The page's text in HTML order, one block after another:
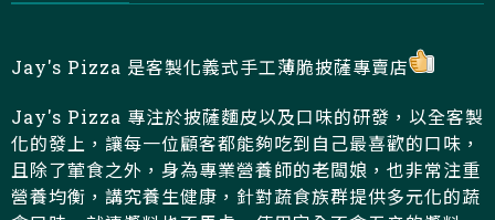
Jay's Pizza 是客製化義式手工薄脆披薩專賣店
Jay's Pizza 專注於披薩麵皮以及口味的研發，以全客製
化的發上，讓每一位顧客都能夠吃到自己最喜歡的口味，
且除了葷食之外，身為專業營養師的老闆娘，也非常注重
營養均衡，講究養生健康，針對蔬食族群提供多元化的蔬